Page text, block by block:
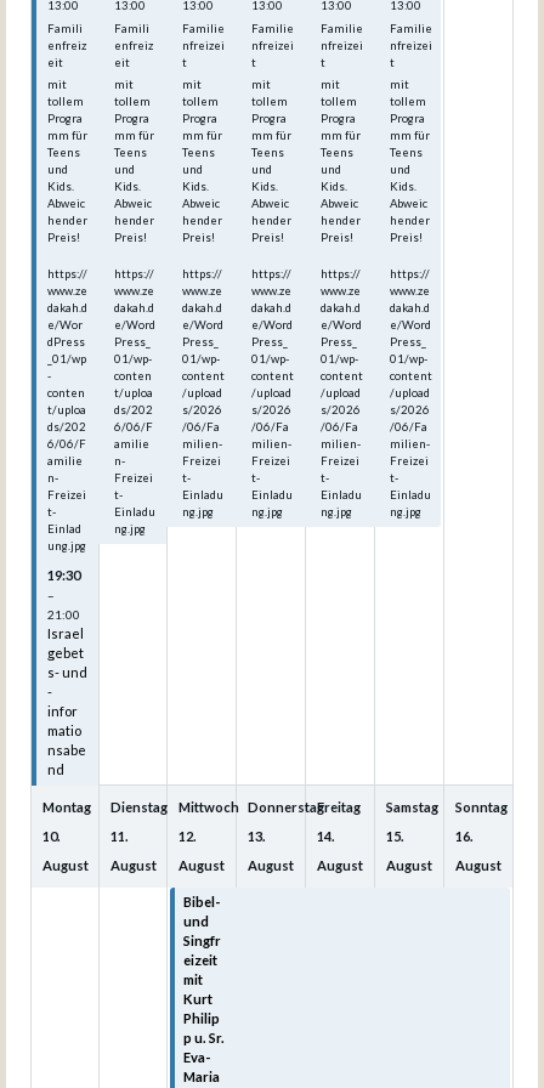
13:00
Famili
enfreiz
eit
mit
tollem
Progra
mm für
Teens
und
Kids.
Abweic
hender
Preis!
https://
www.ze
dakah.d
e/Wor
dPress
_01/wp
-
conten
t/uploa
ds/202
6/06/F
amilie
n-
Freizei
t-
Einlad
ung.jpg
19:30
–
21:00
Israel
gebet
s- und
-
infor
matio
nsabe
nd
13:00
Famili
enfreiz
eit
mit
tollem
Progra
mm für
Teens
und
Kids.
Abweic
hender
Preis!
https://
www.ze
dakah.d
e/Word
Press_
01/wp-
conten
t/uploa
ds/202
6/06/F
amilie
n-
Freizei
t-
Einladu
ng.jpg
13:00
Familie
nfreizei
t
mit
tollem
Progra
mm für
Teens
und
Kids.
Abweic
hender
Preis!
https://
www.ze
dakah.d
e/Word
Press_
01/wp-
content
/upload
s/2026
/06/Fa
milien-
Freizei
t-
Einladu
ng.jpg
13:00
Familie
nfreizei
t
mit
tollem
Progra
mm für
Teens
und
Kids.
Abweic
hender
Preis!
https://
www.ze
dakah.d
e/Word
Press_
01/wp-
content
/upload
s/2026
/06/Fa
milien-
Freizei
t-
Einladu
ng.jpg
13:00
Familie
nfreizei
t
mit
tollem
Progra
mm für
Teens
und
Kids.
Abweic
hender
Preis!
https://
www.ze
dakah.d
e/Word
Press_
01/wp-
content
/upload
s/2026
/06/Fa
milien-
Freizei
t-
Einladu
ng.jpg
13:00
Familie
nfreizei
t
mit
tollem
Progra
mm für
Teens
und
Kids.
Abweic
hender
Preis!
https://
www.ze
dakah.d
e/Word
Press_
01/wp-
content
/upload
s/2026
/06/Fa
milien-
Freizei
t-
Einladu
ng.jpg
Montag
10.
August
Dienstag
11.
August
Mittwoch
12.
August
Bibel-
und
Singfr
eizeit
mit
Kurt
Philip
p u. Sr.
Eva-
Maria
Donnerstag
13.
August
Freitag
14.
August
Samstag
15.
August
Sonntag
16.
August